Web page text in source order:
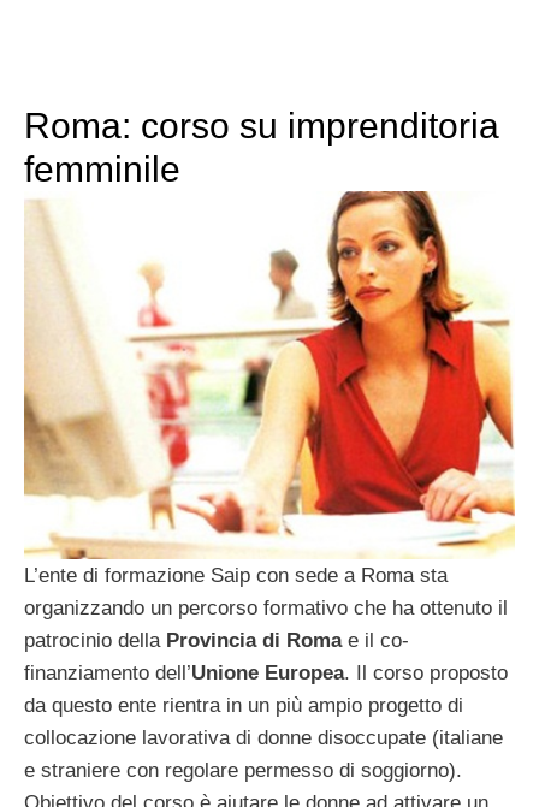
Roma: corso su imprenditoria
femminile
L’ente di formazione Saip con sede a Roma sta
organizzando un percorso formativo che ha ottenuto il
patrocinio della Provincia di Romae il co-
finanziamento dell’Unione Europea. Il corso proposto
da questo ente rientra in un più ampio progetto di
collocazione lavorativa di donne disoccupate (italiane
e straniere con regolare permesso di soggiorno).